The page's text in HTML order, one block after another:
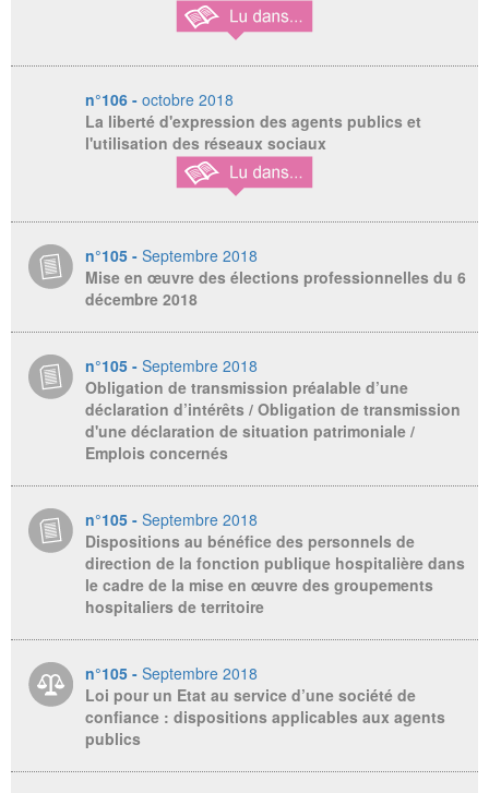
n°106 - octobre 2018
La liberté d'expression des agents publics et
l'utilisation des réseaux sociaux
n°105 - Septembre 2018
Mise en œuvre des élections professionnelles du 6
décembre 2018
n°105 - Septembre 2018
Obligation de transmission préalable d’une
déclaration d’intérêts / Obligation de transmission
d'une déclaration de situation patrimoniale /
Emplois concernés
n°105 - Septembre 2018
Dispositions au bénéfice des personnels de
direction de la fonction publique hospitalière dans
le cadre de la mise en œuvre des groupements
hospitaliers de territoire
n°105 - Septembre 2018
Loi pour un Etat au service d’une société de
confiance : dispositions applicables aux agents
publics